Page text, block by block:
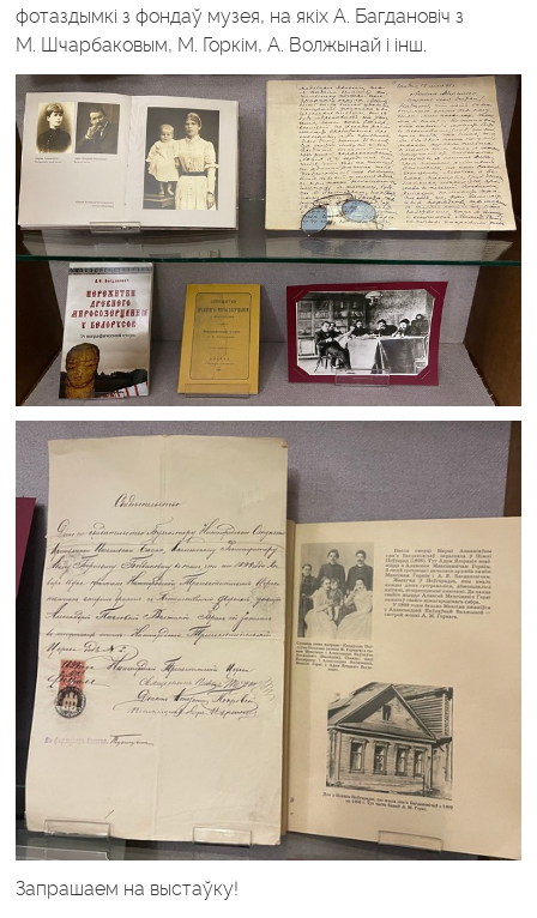
фотаздымкі з фондаў музея, на якіх А. Багдановіч з
М. Шчарбаковым, М. Горкім, А. Волжынай і інш.
Запрашаем на выстаўку!